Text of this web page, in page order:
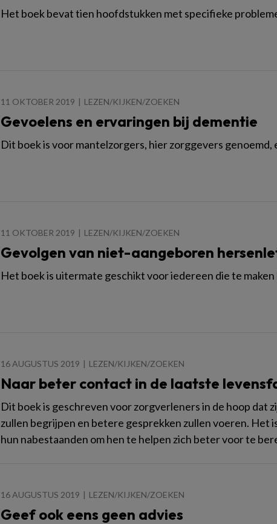
Het boek bevat tien hoofdstukken met specifieke
11 OKTOBER 2019 LEZEN/KIJKEN/ZOEKEN
Gevoelens en ervaringen bij dementie
Dit boek is voor mantelzorgers, hier zorggevers
11 OKTOBER 2019 LEZEN/KIJKEN/ZOEKEN
Gevolgen van niet-aangeboren
Het boek is uitermate geschikt voor iedereen die te
16 AUGUSTUS 2019 LEZEN/KIJKEN/ZOEKEN
Naar beter contact in de laatste
Dit boek is geschreven voor zorgverleners in de hoop dat
zullen begrijpen en betere gesprekken zullen voeren. Het
hun nabestaanden om hen te helpen zich beter voor te
16 AUGUSTUS 2019 LEZEN/KIJKEN/ZOEKEN
Geef ook eens geen advies